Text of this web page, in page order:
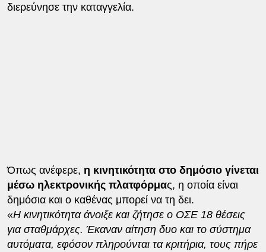
διερεύνησε την καταγγελία.
Όπως ανέφερε, η κινητικότητα στο δημόσιο γίνεται
μέσω ηλεκτρονικής πλατφόρμας, η οποία είναι
δημόσια και ο καθένας μπορεί να τη δει.
«Η κινητικότητα άνοιξε και ζήτησε ο ΟΣΕ 18 θέσεις
για σταθμάρχες. Έκαναν αίτηση δυο και το σύστημα
αυτόματα, εφόσον πληρούνται τα κριτήρια, τους πήρε